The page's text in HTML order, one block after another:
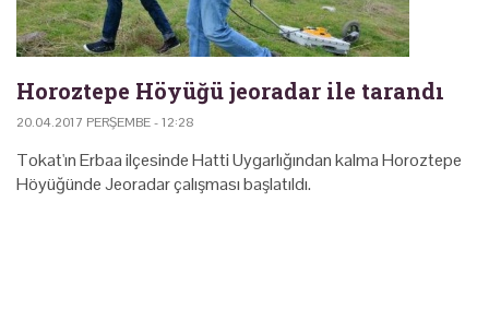
Horoztepe Höyüğü jeoradar ile tarandı
20.04.2017 PERŞEMBE - 12:28
Tokat'ın Erbaa ilçesinde Hatti Uygarlığından kalma Horoztepe
Höyüğünde Jeoradar çalışması başlatıldı.